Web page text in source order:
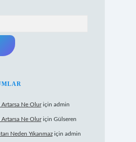
Artarsa Ne Oluriçin admin
Artarsa Ne Oluriçin Gülseren
Neden Yıkanmaziçin admin